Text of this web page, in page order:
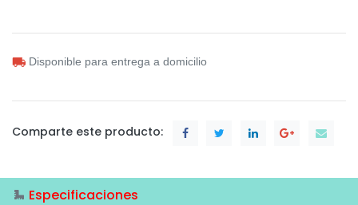
Disponible para entrega a domicilio
Comparte este producto:
Especificaciones